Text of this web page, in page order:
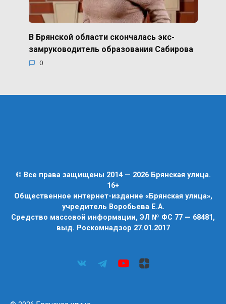
В Брянской области скончалась экс-
замруководитель образования Сабирова
0
© Все права защищены 2014 — 2026 Брянская улица.
16+
Общественное интернет-издание «Брянская улица»,
учредитель Воробьева Е.А.
Средство массовой информации, ЭЛ № ФС 77 — 68481,
выд. Роскомнадзор 27.01.2017